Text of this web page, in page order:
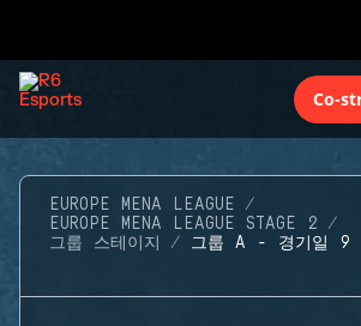
Co-
EUROPE MENA LEAGUE
EUROPE MENA LEAGUE STAGE 2
그룹 스테이지
그룹 A - 경기일 9